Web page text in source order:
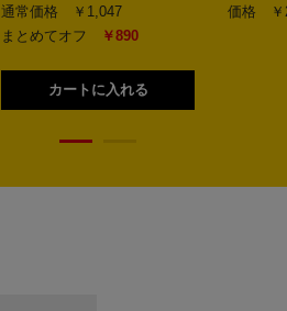
通常価格 ￥1,047
まとめてオフ
￥890
カートに入れる
価格 ￥